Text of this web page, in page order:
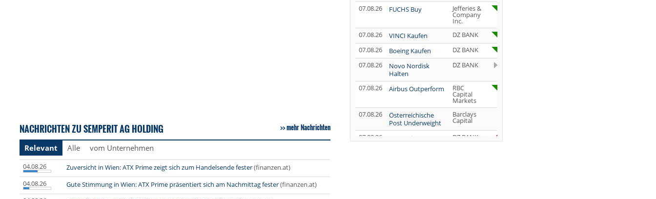
NACHRICHTEN ZU SEMPERIT AG HOLDING mehr Nachrichten
Relevant Alle vom Unternehmen
04.08.26 Zuversicht in Wien: ATX Prime zeigt sich zum Handelsende fester(finanzen.at)
04.08.26
Gute Stimmung in Wien: ATX Prime präsentiert sich am Nachmittag fester(finanzen.at)
07.08.26
FUCHS Buy Jefferies &
Company
Inc.
07.08.26
VINCI Kaufen
DZ BANK
07.08.26
Boeing Kaufen
DZ BANK
07.08.26
Novo Nordisk
Halten
DZ BANK
07.08.26 Airbus Outperform RBC
Capital
Markets
07.08.26
Österreichische
Post Underweight
Barclays
Capital
07.08.26
SUSS MicroTec
DZ BANK